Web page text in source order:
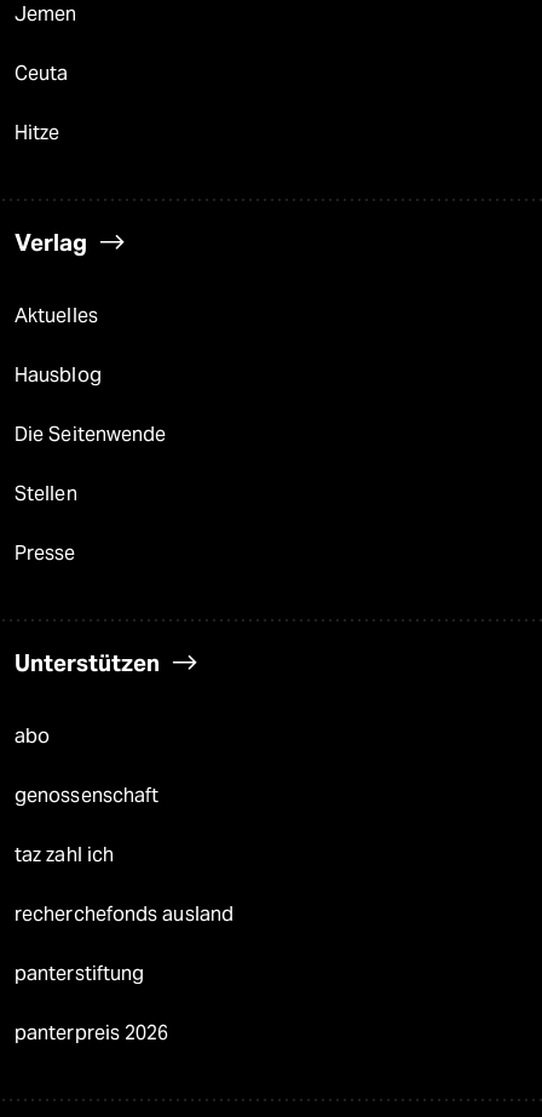
Jemen
Ceuta
Hitze
Verlag
Aktuelles
Hausblog
Die Seitenwende
Stellen
Presse
Unterstützen
abo
genossenschaft
taz zahl ich
recherchefonds ausland
panterstiftung
panterpreis 2026